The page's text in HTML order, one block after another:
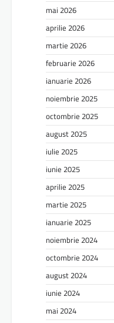
mai 2026
aprilie 2026
martie 2026
februarie 2026
ianuarie 2026
noiembrie 2025
octombrie 2025
august 2025
iulie 2025
iunie 2025
aprilie 2025
martie 2025
ianuarie 2025
noiembrie 2024
octombrie 2024
august 2024
iunie 2024
mai 2024